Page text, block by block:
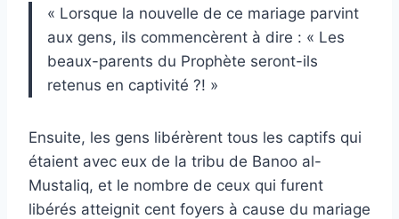
« Lorsque la nouvelle de ce mariage parvint
aux gens, ils commencèrent à dire : « Les
beaux-parents du Prophète seront-ils
retenus en captivité ?! »
Ensuite, les gens libérèrent tous les captifs qui
étaient avec eux de la tribu de Banoo al-
Mustaliq, et le nombre de ceux qui furent
libérés atteignit cent foyers à cause du mariage